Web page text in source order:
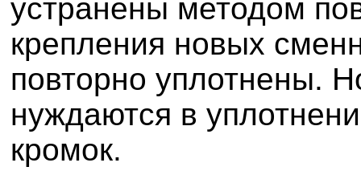
устранены методом
крепления новых
повторно уплотнены.
нуждаются в
кромок.